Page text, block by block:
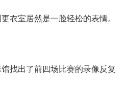
衣室居然是一脸轻松的表情。
出了前四场比赛的录像反复